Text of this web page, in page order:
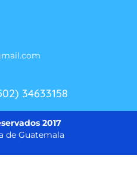
34633158
2017
de Guatemala